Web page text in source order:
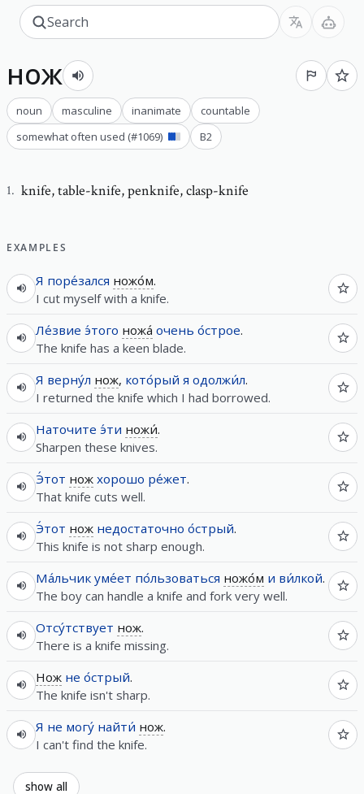
нож
noun masculine inanimate
countable
somewhat often used (#1069) B2
1. knife,table-knife, penknife, clasp-knife
EXAMPLES
Я поре́зался ножо́м.
I cut myself with a knife.
Ле́звие э́того ножа́ очень о́строе.
The knife has a keen blade.
Я верну́л нож, кото́рый я одолжи́л.
I returned the knife which I had borrowed.
Наточите э́ти ножи́.
Sharpen these knives.
Э́тот нож хорошо ре́жет.
That knife cuts well.
Э́тот нож недостаточно о́стрый.
This knife is not sharp enough.
Ма́льчик уме́ет по́льзоваться ножо́м и ви́лкой.
The boy can handle a knife and fork very well.
Отсу́тствует нож.
There is a knife missing.
Нож не о́стрый.
The knife isn't sharp.
Я не могу́ найти́ нож.
I can't find the knife.
show all